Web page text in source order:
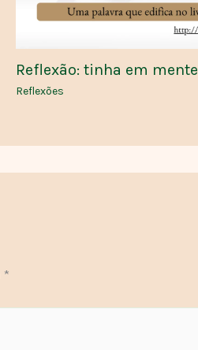
Reflexão: tinha em mente
Reflexões
*